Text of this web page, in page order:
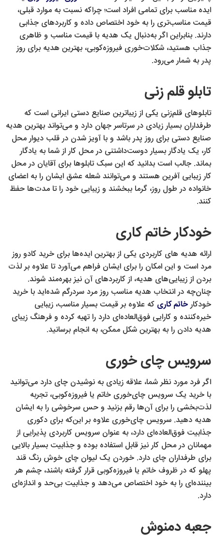
ایده مناسب برای تمامی افراد است؛ چراکه نسبت به موارد قبلی،
قیمت مناسب‌تری را به خود اختصاص داده و کاربردهای جذابی
دارند. بنابراین اگر به‌دنبال یک هدیه با قیمت مناسب و ظاهری
جذاب هستید، شکلات‌خوری فیروزه‌کوبی، بهترین هدیه برای روز
پدر به شمار می‌رود.
تابلو قلم زنی
تابلوهای قلم‌زنی یکی از زیباترین صنایع دستی ایرانی است که
طرفداران بسیار زیادی در سرتاسر جهان دارد و می‌تواند بهترین هدیه
صنایع دستی برای روز پدر باشد و با آویز شدن در قلب دیوار محل
کار، یک یادگار بسیار دوست‌داشتنی در محل ‌کار از شما به یادگار
بماند. جالب است بدانید که این سبک‌ تابلوها برای آقایان در محل
کار زیبایی آفرین هستند و می‌توانند شعله عشق ایشان را به اعضای
خانواده در طول روز، گرما ببخشند و زیبایی خود را تا مدت‌ها حفظ
کنند.
خودکار خاتم کاری
ارائه هدیه ‎های کاربردی یکی از بهترین ایده‌ها برای خرید کادو روز
مرد است و این امکان را برای ایشان فراهم می‌آورد تا علاوه بر لذت
بردن از زیبایی‌های هدیه، از کاربردهای آن نیز بهره‌مند شوند.
چنان‌چه در انتخاب هدیه مناسب روز مرد سردرگم شده‌اید با خرید
خودکارخاتم کاری که علاوه بر قیمت بسیار مناسب، زیبایی
خیره‌کننده و کارایی فوق‌العاده‌ای دارد را تهیه کرده و فرهنگ زیبای
هدیه دادن را به بهترین شکل ممکن، به انجام برسانید.
سرویس چای خوری
اگر فرد مورد نظر شما، علاقه زیادی به نوشیدن چای دارد می‌‌توانید
با خرید یک سرویس چای‌خوری خاتم یا فیروزه‌کوبی، تجربه
لذت‌بخشی را برای آن‌ها رقم بزنید و حس سرخوشی را به ایشان
هدیه دهید. سرویس چای‌خوری علاوه بر این‌که برای دکوری
جذابیت فوق‌العاده‌ای دارد، به عنوان سرویس کاربردی پذیرایی از
مهمانان در محل کار نیز قابل استفاده بوده و جذابیت بسیار بالایی
برای طرفداران چای دارد. خوردن یک لیوان چای خوش رنگ قند
پهلو که در ظروف خاتم یا فیروزه‌کوبی قرار گرفته باشند، چشم هر
بیننده‌ای را به خود اختصاص می‌دهد و جذابیت بی‌حد و اندازه‌ای
دارد.
جعبه دمنوش